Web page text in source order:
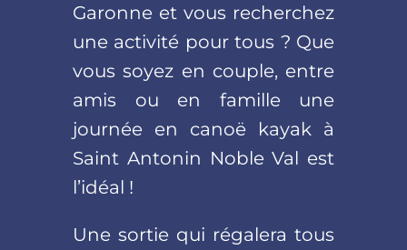
Garonne et vous recherchez
une activité pour tous ? Que
vous soyez en couple, entre
amis ou en famille une
journée en canoë kayak à
Saint Antonin Noble Val est
l’idéal !
Une sortie qui régalera tous